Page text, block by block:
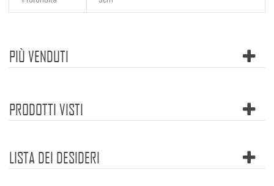
PIÙ VENDUTI
PRODOTTI VISTI
LISTA DEI DESIDERI